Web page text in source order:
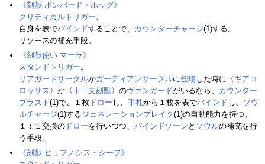
《刻獣 ボンバード・ホッグ》
クリティカルトリガー。
自身を表でバインドすることで、 カウンターチャージ(1)する。
リソースの補充手段。
《刻獣使い マーラ》
スタンドトリガー。
リアガードサークルかガーディアンサークルに登場した時に〈 ギアコ
ロッサス 〉か〈十二支刻獣〉のヴァンガードがいるなら、 カウンター
ブラスト (1)で、１枚 ドロー し、 手札から１枚を表でバインド し、
ソウ
ルチャージ(1)するジェネレーションブレイク(1)の自動能力を持つ。
１：１交換の ドローを行いつつ、 バインドゾーン と ソウルの補充を行
う手段。
《刻獣 ヒュプノシス・シープ》